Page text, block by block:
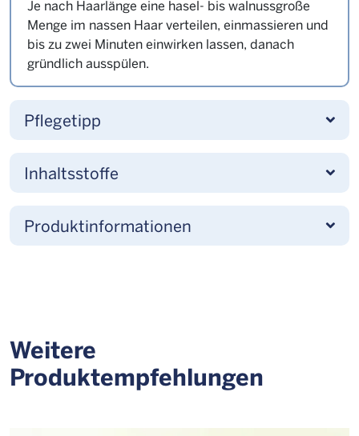
Je nach Haarlänge eine hasel- bis walnussgroße
Menge im nassen Haar verteilen, einmassieren und
bis zu zwei Minuten einwirken lassen, danach
gründlich ausspülen.
Pflegetipp
Inhaltsstoffe
Produktinformationen
Weitere
Produktempfehlungen